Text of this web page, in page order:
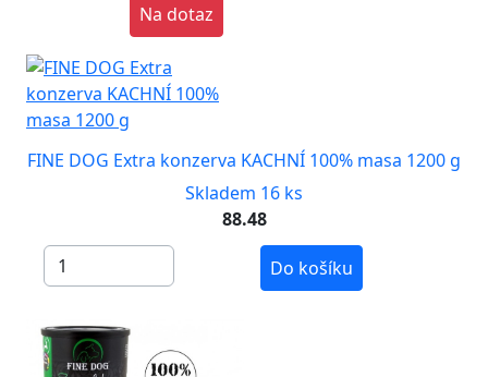
Na dotaz
FINE DOG Extra konzerva KACHNÍ 100% masa 1200 g
Skladem 16 ks
88.48
Do košíku